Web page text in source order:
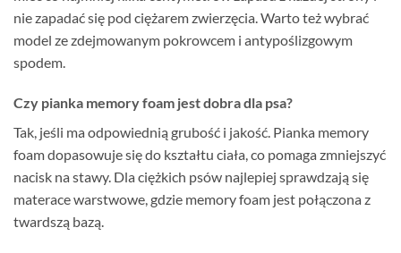
nie zapadać się pod ciężarem zwierzęcia. Warto też wybrać
model ze zdejmowanym pokrowcem i antypoślizgowym
spodem.
Czy pianka memory foam jest dobra dla psa?
Tak, jeśli ma odpowiednią grubość i jakość. Pianka memory
foam dopasowuje się do kształtu ciała, co pomaga zmniejszyć
nacisk na stawy. Dla ciężkich psów najlepiej sprawdzają się
materace warstwowe, gdzie memory foam jest połączona z
twardszą bazą.